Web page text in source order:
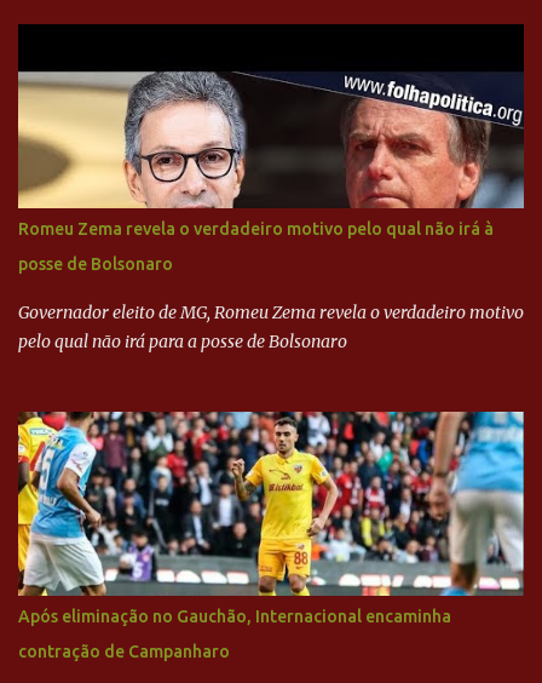
Executiva Nacional do PSDB (Valter Campanato/Agência Brasil) O
texto também põe fim a um mistério: três fontes confirmaram à
revista que o codinome “santo” que aparece em planilhas da
empreiteira refere-se ao governador de São Paulo, Geraldo
Alckmin (PSDB) — nenhum deles, no entanto, disse ter negociado
diretamente com o paulista. Depoimentos mostram como o
dinheiro da Odebrecht bancou a campanha de Serra em 2010 Leia
mais... A Lava Jato chega ao PSDB | VEJA.com
Romeu Zema revela o verdadeiro motivo pelo qual não irá à
posse de Bolsonaro
Governador eleito de MG, Romeu Zema revela o verdadeiro motivo
pelo qual não irá para a posse de Bolsonaro
Após eliminação no Gauchão, Internacional encaminha
contração de Campanharo